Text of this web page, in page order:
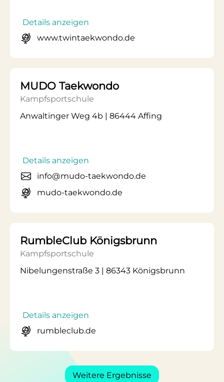
Details anzeigen
www.twintaekwondo.de
MUDO Taekwondo
Kampfsportschule
Anwaltinger Weg 4b | 86444 Affing
Details anzeigen
info@mudo-taekwondo.de
mudo-taekwondo.de
RumbleClub Königsbrunn
Kampfsportschule
Nibelungenstraße 3 | 86343 Königsbrunn
Details anzeigen
rumbleclub.de
Weitere Ergebnisse